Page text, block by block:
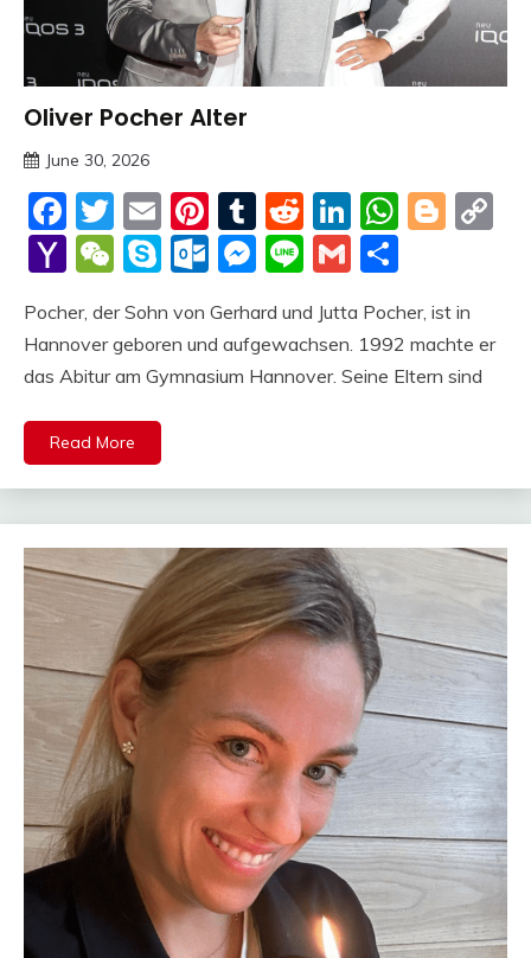
Trends
Oliver Pocher Alter
June 30, 2026
Facebook
Twitter
EmailPinterest
Tumblr
Reddit
LinkedIn
Yahoo
WeChat
SkypeOutlook.com
Messenger
LineGmail
Pocher, der Sohn von Gerhard und Jutta Pocher, ist in
Hannover geboren und aufgewachsen. 1992 machte er
das Abitur am Gymnasium Hannover. Seine Eltern sind
Read More